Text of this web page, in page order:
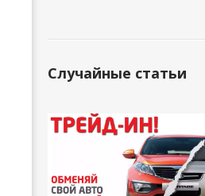
Случайные статьи